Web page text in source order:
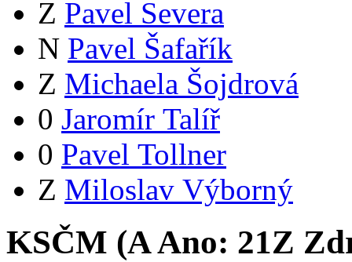
Z Pavel Severa
N Pavel Šafařík
Z Michaela Šojdrová
0 Jaromír Talíř
0 Pavel Tollner
Z Miloslav Výborný
KSČM (AAno: 21Z